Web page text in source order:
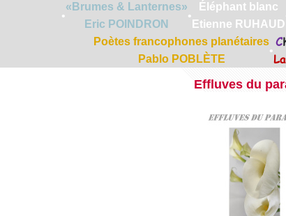
•
«Brumes & Lanternes»
Eric POINDRON
•
Éléphant blanc
Etienne RUHAUD
Poètes francophones planétaires
Pablo POBLÈTE
•
C
Effluves du